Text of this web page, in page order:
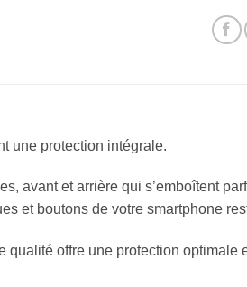
une protection intégrale.
avant et arrière qui s’emboîtent
et boutons de votre smartphone
qualité offre une protection optimale